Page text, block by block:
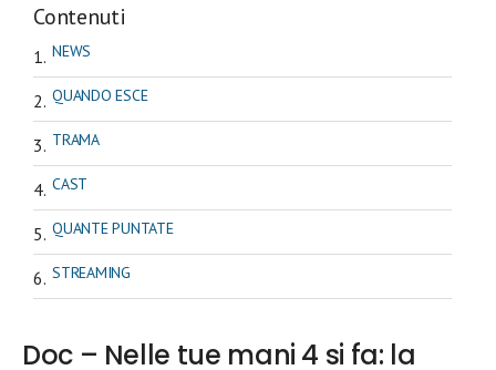
Contenuti
NEWS
QUANDO ESCE
TRAMA
CAST
QUANTE PUNTATE
STREAMING
Doc – Nelle tue mani 4 si fa: la